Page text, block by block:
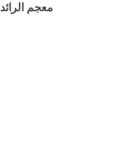
معجم الرائد